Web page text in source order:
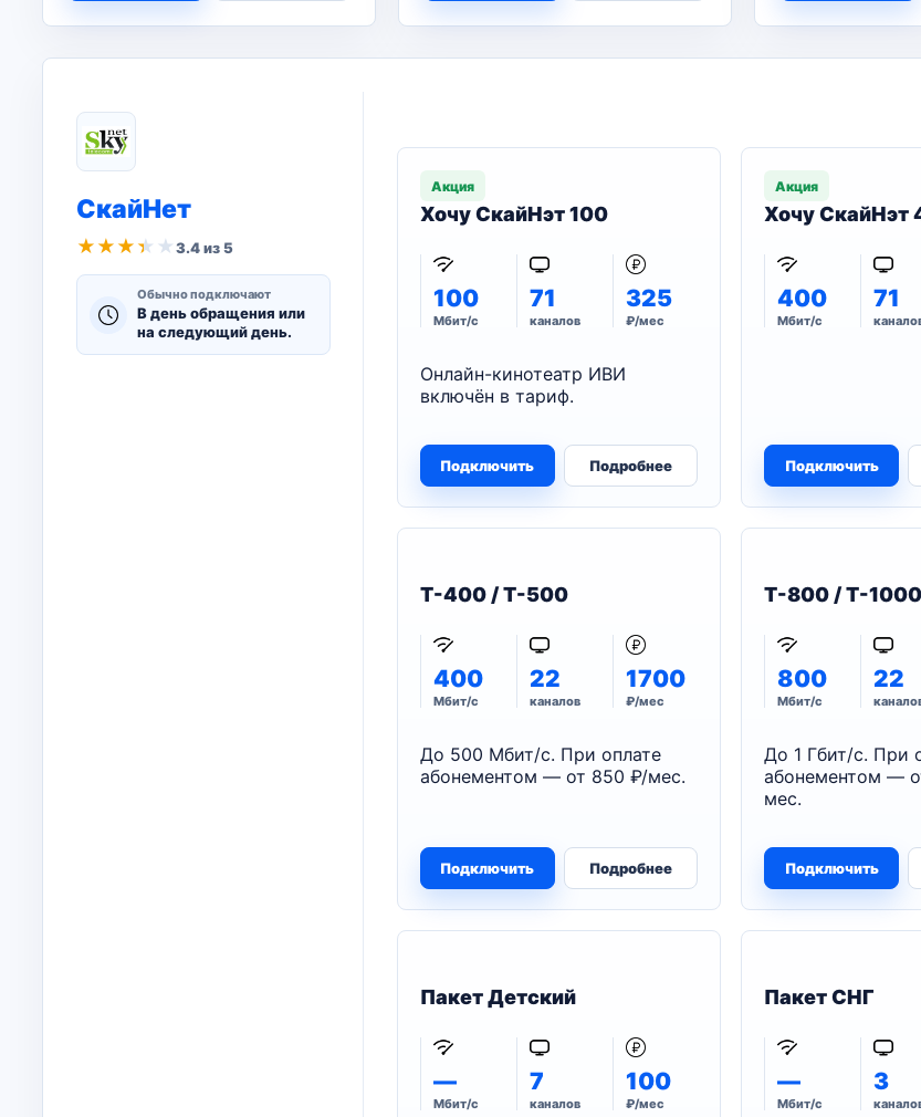
СкайНет
★ ★ ★ ★ ★3.4 из 5
Обычно подключают
В день обращения или
на следующий день.
Акция
Хочу СкайНэт 100
100
Мбит/с
71
каналов
325
₽/мес
Онлайн-кинотеатр ИВИ
включён в тариф.
Подключить Подробнее
Акция
Хочу СкайНэт
400
Мбит/с
71
Подключить
T-400 / T-500
400
Мбит/с
22
каналов
1700
₽/мес
До 500 Мбит/с. При оплате
абонементом — от 850 ₽/мес.
Подключить Подробнее
T-800 / T-1000
800
Мбит/с
22
До 1 Гбит/с. При
абонементом —
мес.
Подключить
Пакет Детский
—
Мбит/с
7
каналов
100
₽/мес
Пакет СНГ
—
Мбит/с
3